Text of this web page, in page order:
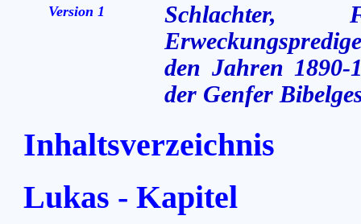
Version 1
Schlachter,
den Jahren 1890-
der Genfer
Inhaltsverzeichnis
Lukas - Kapitel